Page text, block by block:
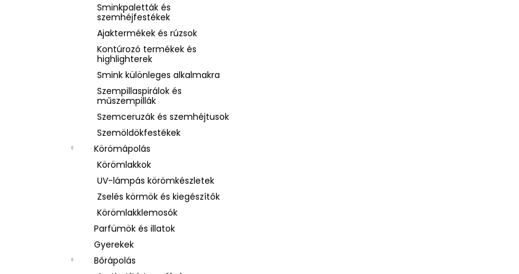
Sminkpaletták és
szemhéjfestékek
Ajaktermékek és rúzsok
Kontúrozó termékek és
highlighterek
Smink különleges alkalmakra
Szempillaspirálok és
műszempillák
Szemceruzák és szemhéjtusok
Szemöldökfestékek
Körömápolás
Körömlakkok
UV-lámpás körömkészletek
Zselés körmök és kiegészítők
Körömlakklemosók
Parfümök és illatok
Gyerekek
Bőrápolás